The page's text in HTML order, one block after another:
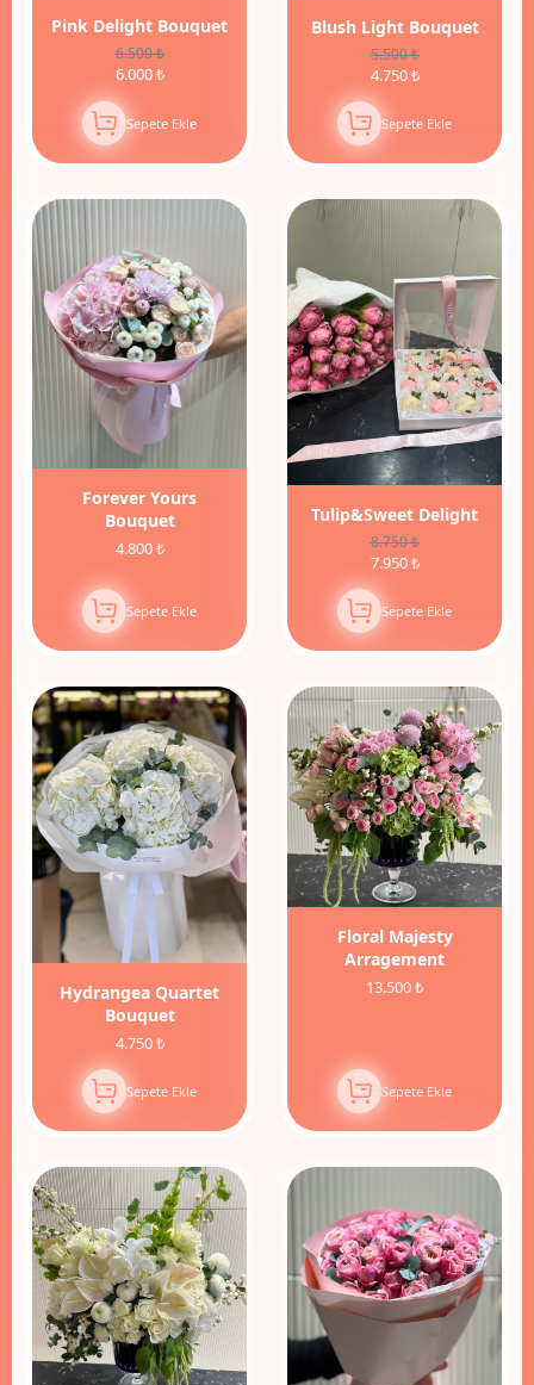
Pink Delight Bouquet
6.500 ₺
6.000 ₺
Sepete Ekle
Blush Light Bouquet
5.500 ₺
4.750 ₺
Sepete Ekle
Forever Yours
Bouquet
4.800 ₺
Sepete Ekle
Tulip&Sweet Delight
8.750 ₺
7.950 ₺
Sepete Ekle
Hydrangea Quartet
Bouquet
4.750 ₺
Sepete Ekle
Floral Majesty
Arragement
13.500 ₺
Sepete Ekle